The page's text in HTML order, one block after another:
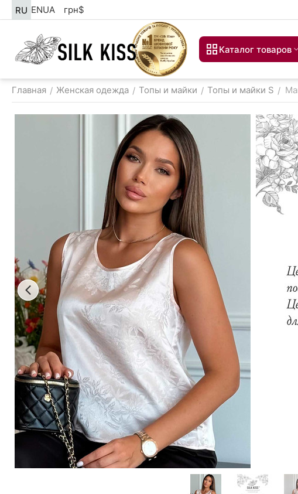
RU ENUA грн$
Каталог товаров
Главная / Женская одежда / Топы и майки / Топы и майки S /